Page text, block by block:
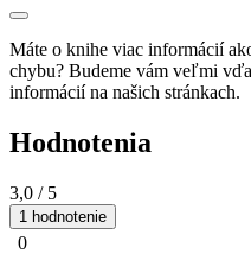
Máte o knihe viac informácií
chybu? Budeme vám veľmi
informácií na našich stránkach.
Hodnotenia
3,0 / 5
1 hodnotenie
0